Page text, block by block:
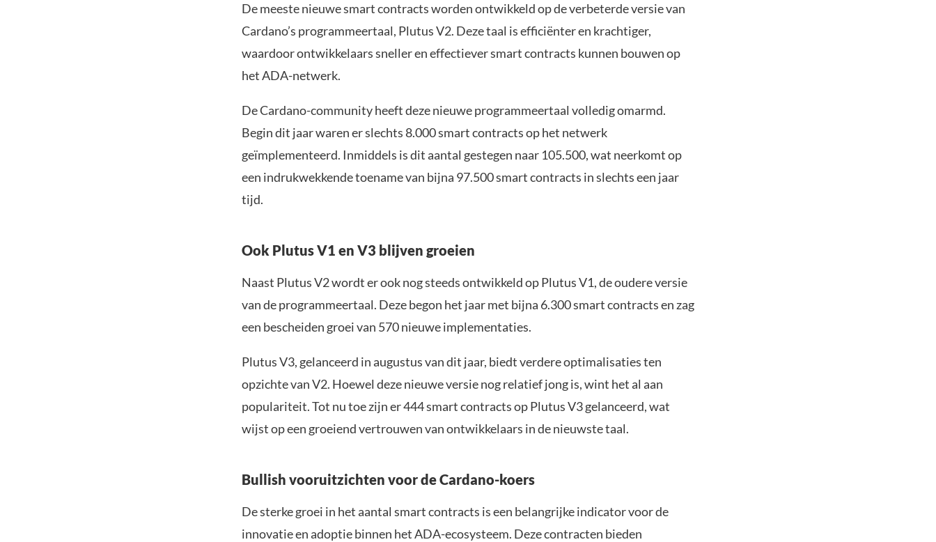
De meeste nieuwe smart contracts worden ontwikkeld op de verbeterde versie van
Cardano’s programmeertaal, Plutus V2. Deze taal is efficiënter en krachtiger,
waardoor ontwikkelaars sneller en effectiever smart contracts kunnen bouwen op
het ADA-netwerk.
De Cardano-community heeft deze nieuwe programmeertaal volledig omarmd.
Begin dit jaar waren er slechts 8.000 smart contracts op het netwerk
geïmplementeerd. Inmiddels is dit aantal gestegen naar 105.500, wat neerkomt op
een indrukwekkende toename van bijna 97.500 smart contracts in slechts een jaar
tijd.
Ook Plutus V1 en V3 blijven groeien
Naast Plutus V2 wordt er ook nog steeds ontwikkeld op Plutus V1, de oudere versie
van de programmeertaal. Deze begon het jaar met bijna 6.300 smart contracts en zag
een bescheiden groei van 570 nieuwe implementaties.
Plutus V3, gelanceerd in augustus van dit jaar, biedt verdere optimalisaties ten
opzichte van V2. Hoewel deze nieuwe versie nog relatief jong is, wint het al aan
populariteit. Tot nu toe zijn er 444 smart contracts op Plutus V3 gelanceerd, wat
wijst op een groeiend vertrouwen van ontwikkelaars in de nieuwste taal.
Bullish vooruitzichten voor de Cardano-koers
De sterke groei in het aantal smart contracts is een belangrijke indicator voor de
innovatie en adoptie binnen het ADA-ecosysteem. Deze contracten bieden